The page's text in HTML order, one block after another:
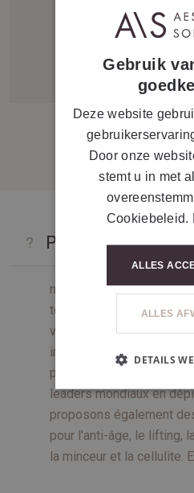
Pourquoi choisir
mesoestetic® est la
tous vos problèmes de
votre visage ou votre
impressionnantes avant
preuve ultime de nos
leaders mondiaux en
proposons également
pour l'anti-âge, le lifting,
la minceur et la cellulite.
Gebruik
Deze website
Door onze
stemt u in met
Cookiebeleid.
ALLES
ALLES
DETAILS